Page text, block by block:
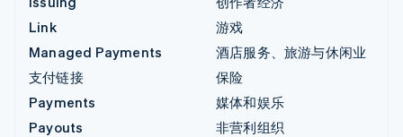
Link
Managed Payments
支付链接
Payments
Payouts
游戏
酒店服务、旅游与休闲业
保险
媒体和娱乐
非营利组织